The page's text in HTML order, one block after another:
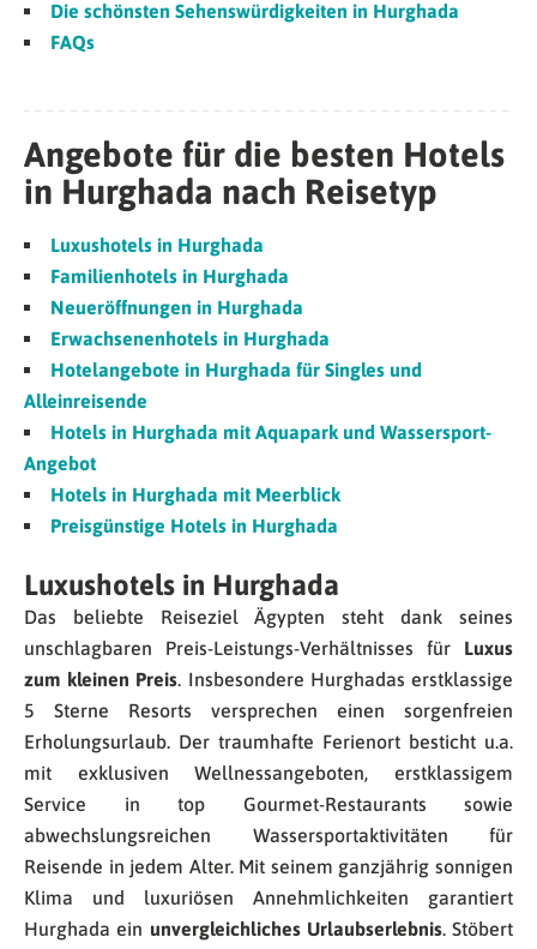
Die schönsten Sehenswürdigkeiten in Hurghada
FAQs
Angebote für die besten Hotels
in Hurghada nach Reisetyp
Luxushotels in Hurghada
Familienhotels in Hurghada
Neueröffnungen in Hurghada
Erwachsenenhotels in Hurghada
Hotelangebote in Hurghada für Singles und
Alleinreisende
Hotels in Hurghada mit Aquapark und Wassersport-
Angebot
Hotels in Hurghada mit Meerblick
Preisgünstige Hotels in Hurghada
Luxushotels in Hurghada
Das beliebte Reiseziel Ägypten steht dank seines
unschlagbaren Preis-Leistungs-Verhältnisses für Luxus
zum kleinen Preis. Insbesondere Hurghadas erstklassige
5 Sterne Resorts versprechen einen sorgenfreien
Erholungsurlaub. Der traumhafte Ferienort besticht u.a.
mit exklusiven Wellnessangeboten, erstklassigem
Service in top Gourmet-Restaurants sowie
abwechslungsreichen Wassersportaktivitäten für
Reisende in jedem Alter. Mit seinem ganzjährig sonnigen
Klima und luxuriösen Annehmlichkeiten garantiert
Hurghada ein unvergleichliches Urlaubserlebnis. Stöbert